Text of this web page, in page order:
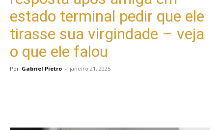
estado terminal pedir que ele
tirasse sua virgindade – veja
o que ele falou
Por Gabriel Pietro - janeiro 21, 2025